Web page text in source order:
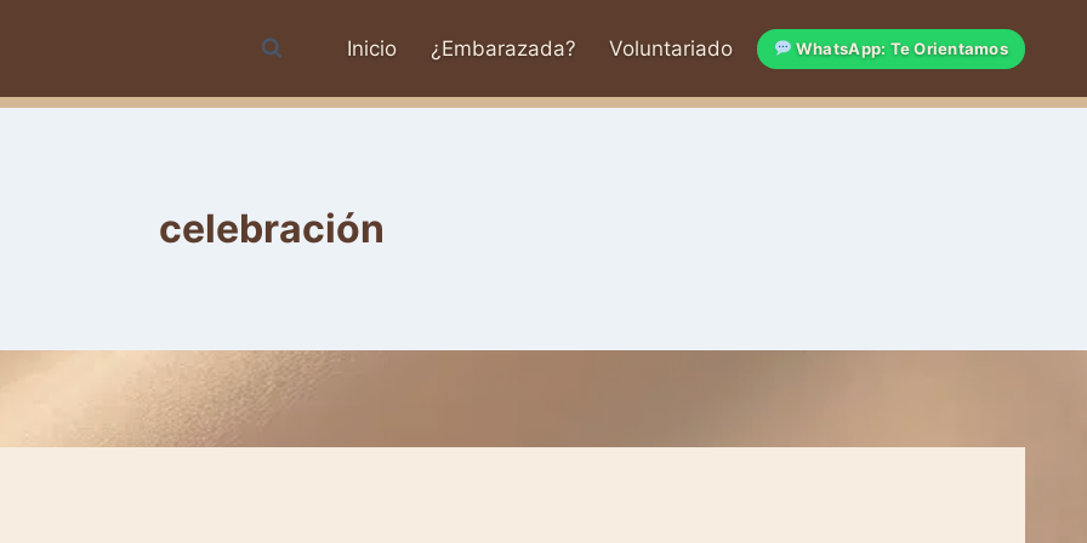
Inicio ¿Embarazada? Voluntariado WhatsApp: Te Orientamos
celebración